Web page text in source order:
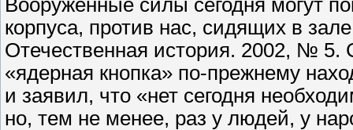
Вооруженные силы сегодня могут
корпуса, против нас, сидящих в
Отечественная история. 2002, № 5.
«ядерная кнопка» по-прежнему
и заявил, что «нет сегодня
но, тем не менее, раз у людей, у